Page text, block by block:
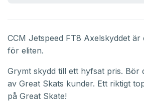
CCM Jetspeed FT8 Axelskyddet är
för eliten.
Grymt skydd till ett hyfsat pris. Bör
av Great Skats kunder. Ett riktigt
på Great Skate!